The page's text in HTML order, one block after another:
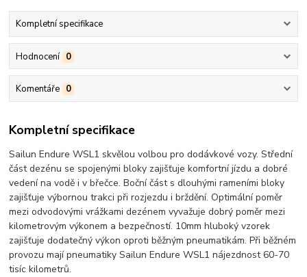
Kompletní specifikace
Hodnocení 0
Komentáře 0
Kompletní specifikace
Sailun Endure WSL1 skvělou volbou pro dodávkové vozy. Střední
část dezénu se spojenými bloky zajišťuje komfortní jízdu a dobré
vedení na vodě i v břečce. Boční část s dlouhými rameními bloky
zajišťuje výbornou trakci při rozjezdu i brždění. Optimální poměr
mezi odvodovými vrážkami dezénem vyvažuje dobrý poměr mezi
kilometrovým výkonem a bezpečností. 10mm hluboký vzorek
zajišťuje dodatečný výkon oproti běžným pneumatikám. Při běžném
provozu mají pneumatiky Sailun Endure WSL1 nájezdnost 60-70
tisíc kilometrů.